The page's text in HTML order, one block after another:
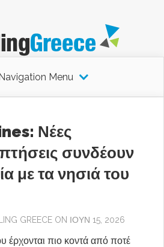
Menu
Νέες
συνδέουν
με τα νησιά του
GREECE ON ΙΟΎΝ 15, 2026
έρχονται πιο κοντά από ποτέ